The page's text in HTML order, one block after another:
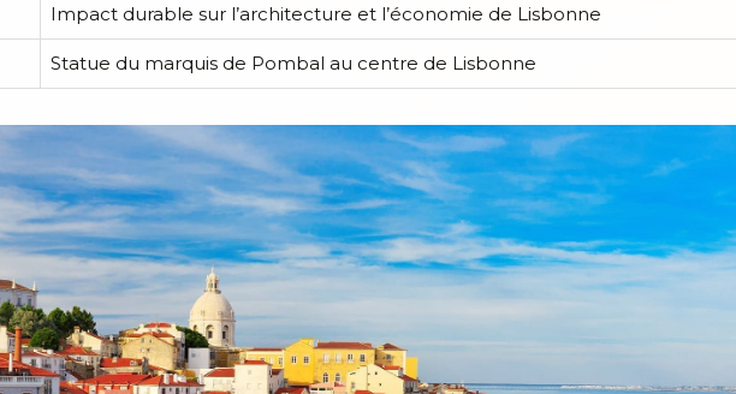
Impact durable sur l’architecture et l’économie de Lisbonne
Statue du marquis de Pombal au centre de Lisbonne